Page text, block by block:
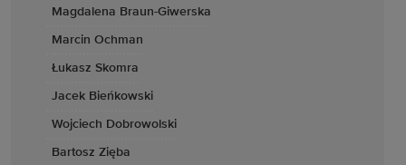
Magdalena Braun-Giwerska
Marcin Ochman
Łukasz Skomra
Jacek Bieńkowski
Wojciech Dobrowolski
Bartosz Zięba